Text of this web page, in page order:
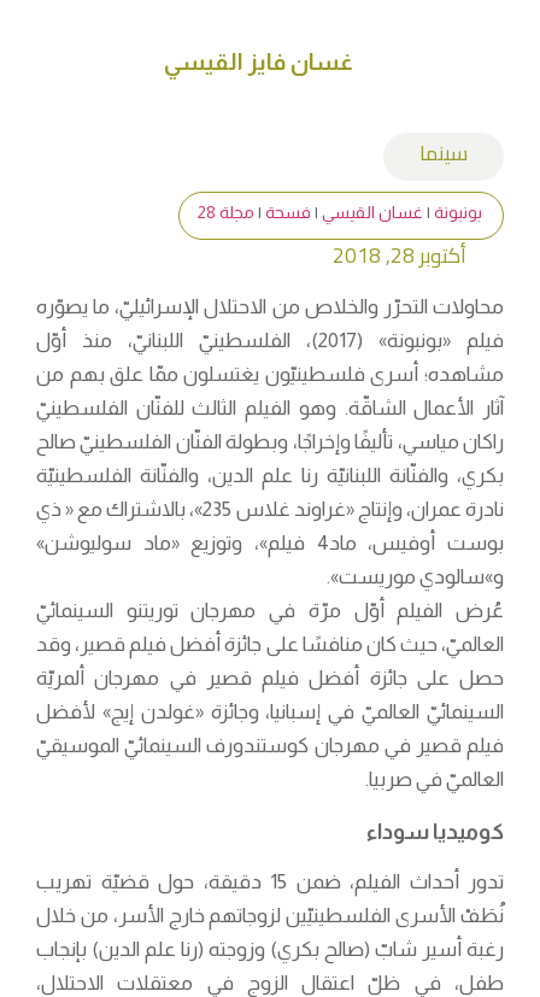
غسان فايز القيسي
سينما
بونبونة | غسان القيسي | فسحة | مجلة 28
أكتوبر 28, 2018
محاولات التحرّر والخلاص من الاحتلال الإسرائيليّ، ما يصوّره
فيلم «بونبونة» (2017)، الفلسطينيّ اللبنانيّ، منذ أوّل
مشاهده؛ أسرى فلسطينيّون يغتسلون ممّا علق بهم من
آثار الأعمال الشاقّة. وهو الفيلم الثالث للفنّان الفلسطينيّ
راكان مياسي، تأليفًا وإخراجًا، وبطولة الفنّان الفلسطينيّ صالح
بكري، والفنّانة اللبنانيّة رنا علم الدين، والفنّانة الفلسطينيّة
نادرة عمران، وإنتاج «غراوند غلاس 235»، بالاشتراك مع « ذي
بوست أوفيس، ماد4 فيلم»، وتوزيع «ماد سوليوشن»
و»سالودي موريست».
عُرض الفيلم أوّل مرّة في مهرجان توريتنو السينمائيّ
العالميّ، حيث كان منافسًا على جائزة أفضل فيلم قصير، وقد
حصل على جائزة أفضل فيلم قصير في مهرجان ألمريّة
السينمائيّ العالميّ في إسبانيا، وجائزة «غولدن إيج» لأفضل
فيلم قصير في مهرجان كوستندورف السينمائيّ الموسيقيّ
العالميّ في صربيا.
كوميديا سوداء
تدور أحداث الفيلم، ضمن 15 دقيقة، حول قضيّة تهريب
نُطَفْ الأسرى الفلسطينيّين لزوجاتهم خارج الأسر، من خلال
رغبة أسير شابّ (صالح بكري) وزوجته (رنا علم الدين) بإنجاب
طفل، في ظلّ اعتقال الزوج في معتقلات الاحتلال،